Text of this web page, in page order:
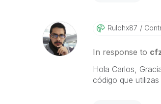
Rulohx87
In response to
Hola Carlos,
código que